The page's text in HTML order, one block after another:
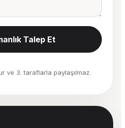
Talep Et
ve 3. taraflarla paylaşılmaz.